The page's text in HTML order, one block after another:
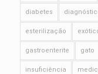
diabetes
esterilização
gastroenterite gato
insuficiência